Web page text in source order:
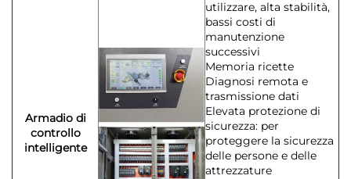
Armadio di
controllo
intelligente
utilizzare, alta stabilità,
bassi costi di
manutenzione
successivi
Memoria ricette
Diagnosi remota e
trasmissione dati
Elevata protezione di
sicurezza: per
proteggere la sicurezza
delle persone e delle
attrezzature